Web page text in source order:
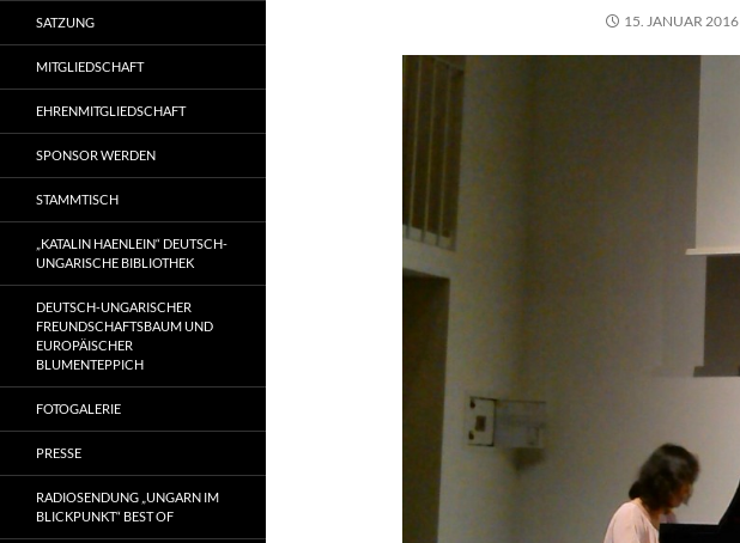
15. JANUAR 2016
SATZUNG
MITGLIEDSCHAFT
EHRENMITGLIEDSCHAFT
SPONSOR WERDEN
STAMMTISCH
„KATALIN HAENLEIN“ DEUTSCH-
UNGARISCHE BIBLIOTHEK
DEUTSCH-UNGARISCHER
FREUNDSCHAFTSBAUM UND
EUROPÄISCHER
BLUMENTEPPICH
FOTOGALERIE
PRESSE
RADIOSENDUNG „UNGARN IM
BLICKPUNKT“ BEST OF